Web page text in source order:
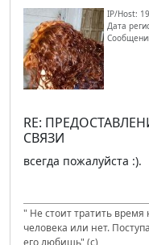
IP/Host:
Дата
RE:
СВЯЗИ
всегда пожалуйста :).
" Не стоит тратить
человека или нет.
его любишь" (с)